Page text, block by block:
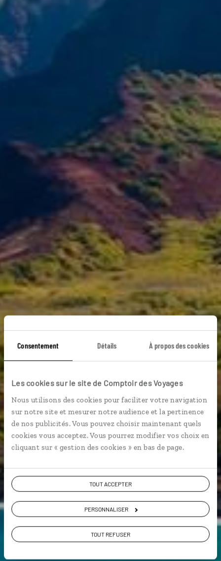
Consentement Détails À propos des cookies
Les cookies sur le site de Comptoir des Voyages
Nous utilisons des cookies pour faciliter votre navigation
sur notre site et mesurer notre audience et la pertinence
de nos publicités. Vous pouvez choisir maintenant quels
cookies vous acceptez. Vous pourrez modifier vos choix en
cliquant sur « gestion des cookies » en bas de page.
TOUT ACCEPTER
PERSONNALISER
TOUT REFUSER
Guide de voyage
Hawaii